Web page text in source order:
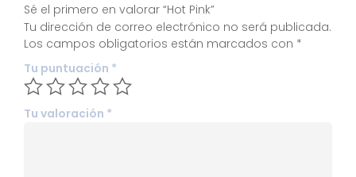
Sé el primero en valorar “Hot Pink”
Tu dirección de correo electrónico no será publicada.
Los campos obligatorios están marcados con *
Tu puntuación *
Tu valoración *